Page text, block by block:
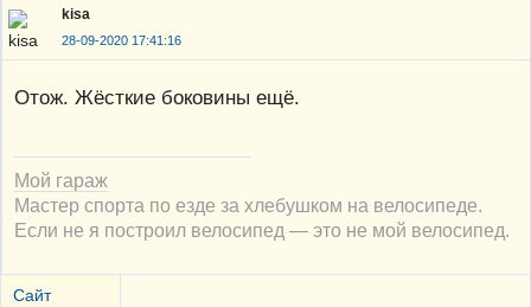
kisa
28-09-2020 17:41:16
Отож. Жёсткие боковины ещё.
Мой гараж
Мастер спорта по езде за хлебушком на велосипеде.
Если не я построил велосипед — это не мой велосипед.
Сайт